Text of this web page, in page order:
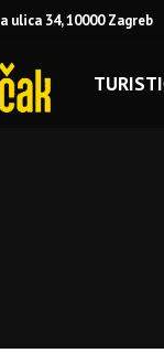
ulica 34, 10000 Zagreb